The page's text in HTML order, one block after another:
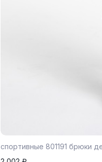
спортивные 801191 брюки